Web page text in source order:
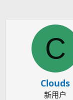
C
Clouds
新用户